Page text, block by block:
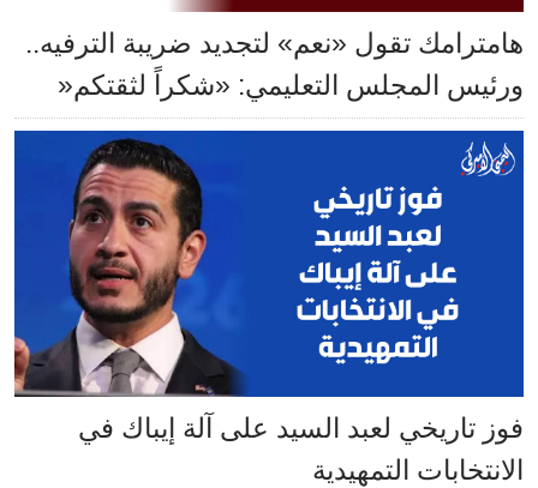
هامترامك تقول «نعم» لتجديد ضريبة الترفيه..
ورئيس المجلس التعليمي: «شكراً لثقتكم«
فوز تاريخي لعبد السيد على آلة إيباك في
الانتخابات التمهيدية